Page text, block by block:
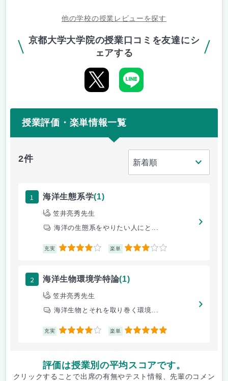
他の学校の授業レビューを探す
京都大学大学院の授業口コミを友達にシ
ェアする
授業評価・楽単情報一覧
2件
1 海洋生態系学(1)
笠井亮秀先生
海洋の生態系をやりたい人にと...
充実 4 楽単 3
2 海洋生物環境学特論(1)
笠井亮秀先生
海洋生物とそれを取り巻く環境...
充実 4 楽単 5
評価は授業別の平均スコアです。
クリックすることで出席の有無やテスト情報、先輩のコメン